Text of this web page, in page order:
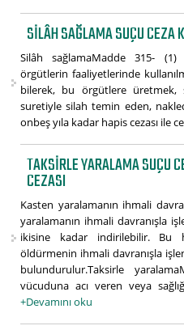
SILÂH SAĞLAMA SUÇU CEZA
Silâh sağlamaMadde 315- (1)
örgütlerin faaliyetlerinde
bilerek, bu örgütlere üretmek,
suretiyle silah temin eden,
onbeş yıla kadar hapis cezası ile
TAKSIRLE YARALAMA SUÇU
CEZASI
Kasten yaralamanın ihmali
yaralamanın ihmali davranışla
ikisine kadar indirilebilir. Bu
öldürmenin ihmali davranışla
bulundurulur.Taksirle
vücuduna acı veren veya
+Devamını oku